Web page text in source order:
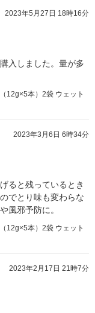
2023年5月27日 18時16分
入しました。量が多
12g×5本）2袋 ウェット
2023年3月6日 6時34分
ると残っているとき
でとり味も変わらな
風邪予防に。
12g×5本）2袋 ウェット
2023年2月17日 21時7分